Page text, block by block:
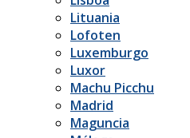
Lituania
Lofoten
Luxemburgo
Luxor
Machu Picchu
Madrid
Maguncia